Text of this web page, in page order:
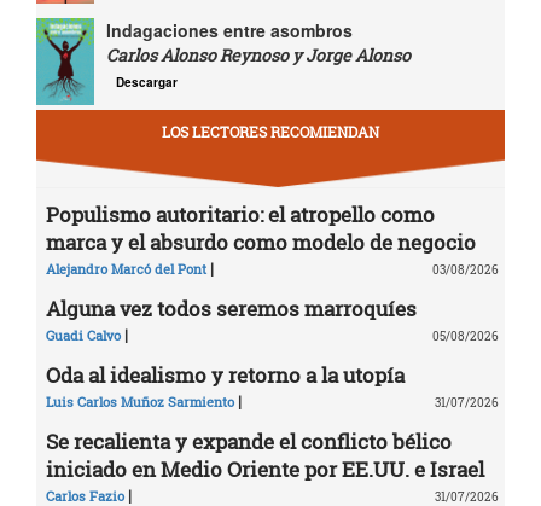
Indagaciones entre asombros
Carlos Alonso Reynoso y Jorge Alonso
Descargar
LOS LECTORES RECOMIENDAN
Populismo autoritario: el atropello como
marca y el absurdo como modelo de negocio
Alejandro Marcó del Pont | 03/08/2026
Alguna vez todos seremos marroquíes
Guadi Calvo | 05/08/2026
Oda al idealismo y retorno a la utopía
Luis Carlos Muñoz Sarmiento | 31/07/2026
Se recalienta y expande el conflicto bélico
iniciado en Medio Oriente por EE.UU. e Israel
Carlos Fazio | 31/07/2026